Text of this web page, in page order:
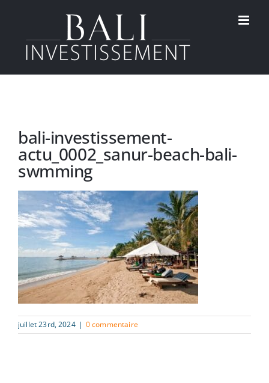
bali-investissement-
actu_0002_sanur-beach-bali-
swmming
juillet 23rd, 2024 | 0 commentaire